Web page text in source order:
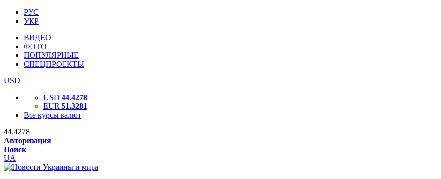
РУС
УКР
ВИДЕО
ФОТО
ПОПУЛЯРНЫЕ
СПЕЦПРОЕКТЫ
USD
USD 44.4278
EUR 51.3281
Все курсы валют
44.4278
Авторизация
Поиск
UA